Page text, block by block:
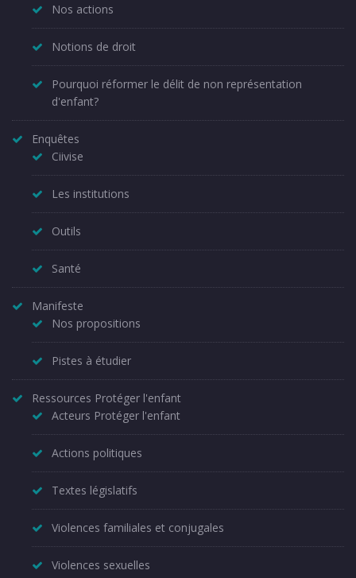
Nos actions
Notions de droit
Pourquoi réformer le délit de non représentation
d'enfant?
Enquêtes
Ciivise
Les institutions
Outils
Santé
Manifeste
Nos propositions
Pistes à étudier
Ressources Protéger l'enfant
Acteurs Protéger l'enfant
Actions politiques
Textes législatifs
Violences familiales et conjugales
Violences sexuelles